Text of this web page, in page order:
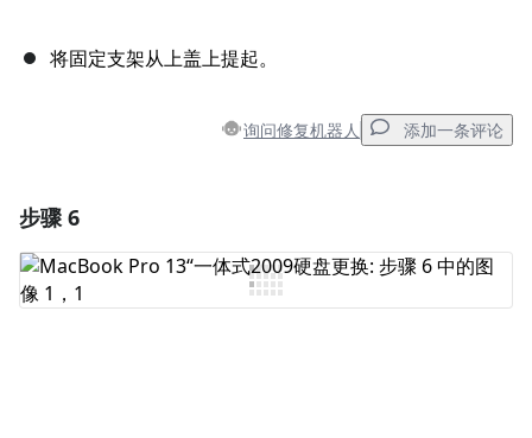
将固定支架从上盖上提起。
询问修复机器人 添加一条评论
添加评论
步骤 6